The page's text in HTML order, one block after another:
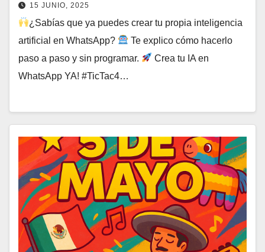
15 JUNIO, 2025
¿Sabías que ya puedes crear tu propia inteligencia
artificial en WhatsApp?
Te explico cómo hacerlo
paso a paso y sin programar.
Crea tu IA en
WhatsApp YA! #TicTac4…